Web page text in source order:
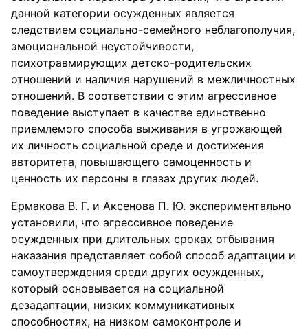
данной категории осужденных является
следствием социально-семейного неблагополучия,
эмоциональной неустойчивости,
психотравмирующих детско-родительских
отношений и наличия нарушений в межличностных
отношений. В соответствии с этим агрессивное
поведение выступает в качестве единственно
приемлемого способа выживания в угрожающей
их личность социальной среде и достижения
авторитета, повышающего самоценность и
ценность их персоны в глазах других людей.
Ермакова В. Г. и Аксенова П. Ю. экспериментально
установили, что агрессивное поведение
осужденных при длительных сроках отбывания
наказания представляет собой способ адаптации и
самоутверждения среди других осужденных,
который основывается на социальной
дезадаптации, низких коммуникативных
способностях, на низком самоконтроле и